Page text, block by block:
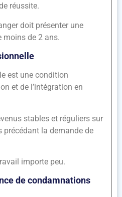
réussite.
doit présenter une
moins de 2 ans.
est une condition
et de l’intégration en
stables et réguliers sur
précédant la demande de
importe peu.
de condamnations